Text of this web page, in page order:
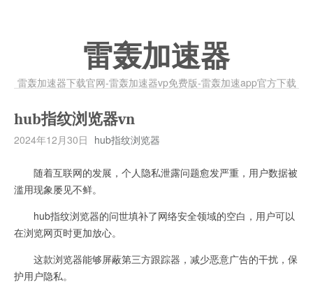
雷轰加速器
雷轰加速器下载官网-雷轰加速器vp免费版-雷轰加速app官方下载
hub指纹浏览器vn
2024年12月30日 hub指纹浏览器
随着互联网的发展，个人隐私泄露问题愈发严重，用户数据被
滥用现象屡见不鲜。
hub指纹浏览器的问世填补了网络安全领域的空白，用户可以
在浏览网页时更加放心。
这款浏览器能够屏蔽第三方跟踪器，减少恶意广告的干扰，保
护用户隐私。